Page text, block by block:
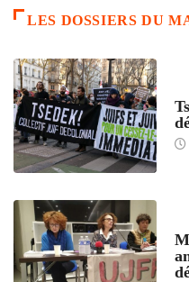
LES DOSSIERS DU